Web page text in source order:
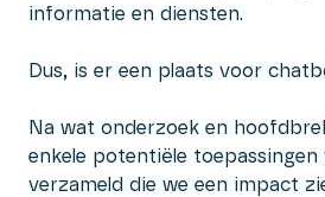
informatie en diensten.
Dus, is er een plaats voor
Na wat onderzoek en
enkele potentiële
verzameld die we een impact